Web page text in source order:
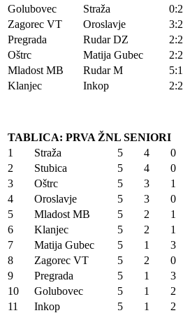
Golubovec
Straža 0:2
Zagorec VT
Oroslavje 3:2
Pregrada
Rudar DZ 2:2
Oštrc
Matija Gubec 2:2
Mladost MB
Rudar M 5:1
Klanjec
Inkop 2:2
TABLICA: PRVA ŽNL SENIORI
1
Straža 5 4 0
2
Stubica 5 4 0
3
Oštrc 5 3 1
4
Oroslavje 5 3 0
5
Mladost MB 5 2 1
6
Klanjec 5 2 1
7
Matija Gubec 5 1 3
8
Zagorec VT 5 2 0
9
Pregrada 5 1 3
10
Golubovec 5 1 2
11
Inkop 5 1 2